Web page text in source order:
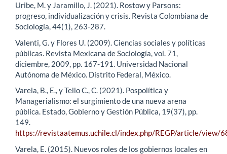
Uribe, M. y Jaramillo, J. (2021). Rostow y Parsons:
progreso, individualización y crisis. Revista Colombiana de
Sociología, 44(1), 263-287.
Valenti, G. y Flores U. (2009). Ciencias sociales y políticas
públicas. Revista Mexicana de Sociología, vol. 71,
diciembre, 2009, pp. 167-191. Universidad Nacional
Autónoma de México. Distrito Federal, México.
Varela, B., E., y Tello C., C. (2021). Pospolítica y
Managerialismo: el surgimiento de una nueva arena
pública. Estado, Gobierno y Gestión Pública, 19(37), pp.
149.
https://revistaatemus.uchile.cl/index.php/REGP/article/view/
Varela, E. (2015). Nuevos roles de los gobiernos locales en